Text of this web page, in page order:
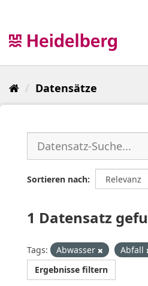
Datensätze
Sortieren nach
1 Datensatz
Tags: Abwasser Abfall
Ergebnisse filtern